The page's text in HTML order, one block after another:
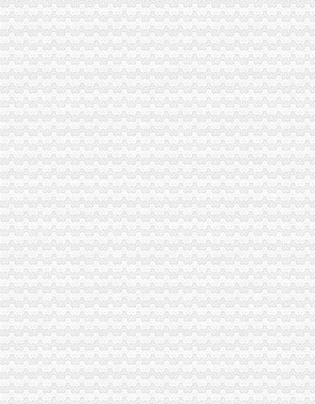
不用办执照还能逃税？网上开店存在监管漏洞--浙江在线-国内新闻
龙溪办执照
一个在网上脱下裤子放屁的部门难道没有人理吗？-给李希书记留
我是外地人,98年来北京,07年办了一个个体执照,08年办了一个个
汶川县龙溪乡龙溪村村民活动中心建设项目比选公告_中国招标网_四川
福建龙净环保股份有限公司_焦点_新浪财经_新浪网
台州内资公司注册：台州本地快速办内资公司注册；专项审批-台州爱
空港新城办执照
【58同城】重庆渝北空港新城工商注册_公司注册代理_代办注册公司价
西咸新区行政审批全面提速-洛川县人民
陕西奥林匹克大厦招标采购-千里马招标网
（正在办理）空港新城F-5/02地块项目商业项目办事结果-重庆市城乡
陕西自贸区管理办法征意见自贸区内行政事业收费除规定以外一律免
新牌坊办执照
求租近地铁或沙圩150至200方小厂房可上楼,免中介-房屋租售-番禺
合江县易地扶贫搬迁工程建设项目大拐子至毛合冲新硬化工程固定价比
图：重庆新牌坊办公室装修设计,新牌坊办公-重庆装修-搜狐家居网
中山北京基金公司注册代办_其它类栏目_机电之家网
500、510开头的重庆人注意了！这件事再不办,麻烦就大了_
加洲办执照
专业办理10万-500万股权变更（执照/地税加-急-广州58同城
南山加洲人办公电脑族喜爱的会所
加洲光3月29日举办多层现房大型让利活动
北京兰迪花卉精品有限公司等35户外商投资企业被依法吊销营业执照
加洲公寓复式居住办公两用-荆门在线
花卉园办执照
依安县公共资源交易综合服务中心关于依安县园林管理处采购草本花